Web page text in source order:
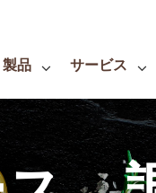
製品 サービス